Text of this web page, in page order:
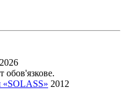
обов'язкове.
«SOLASS» 2012